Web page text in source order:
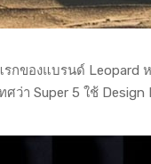
รกของแบรนด์ Leopard
ว่า Super 5 ใช้ Design